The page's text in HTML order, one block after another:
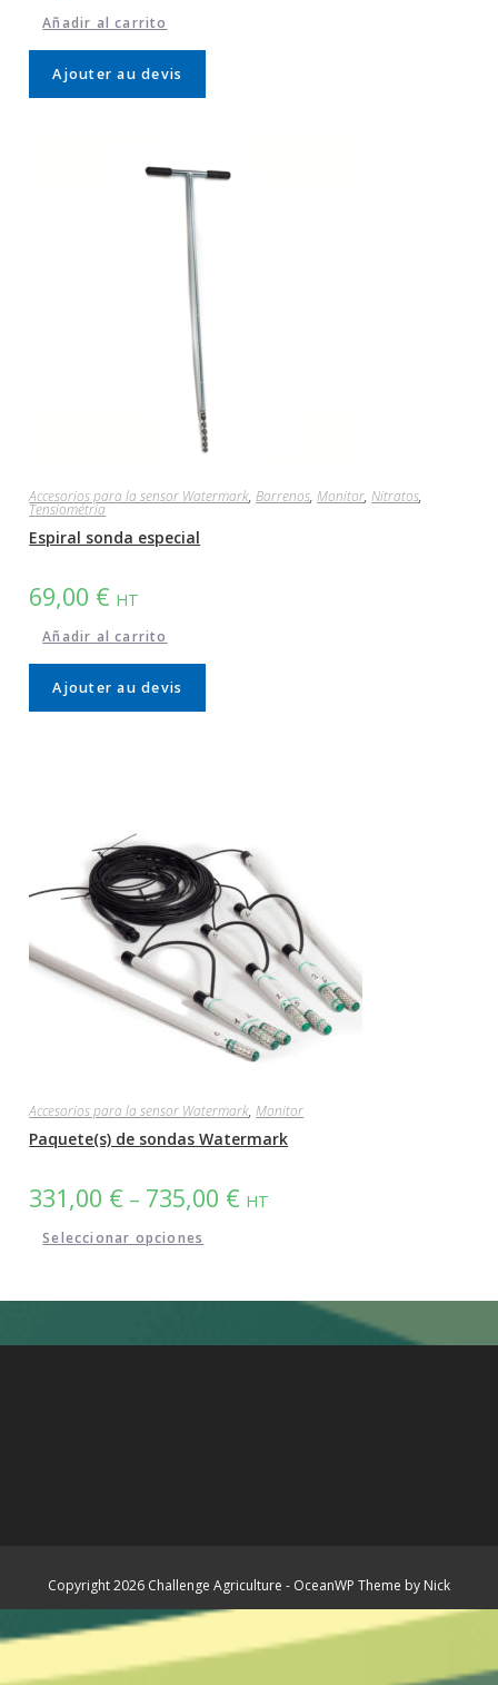
Añadir al carrito
Ajouter au devis
Accesorios para la sensor Watermark,Barrenos,Monitor,Nitratos,
Tensiométria
Espiral sonda especial
69,00 € HT
Añadir al carrito
Ajouter au devis
Accesorios para la sensor Watermark,Monitor
Paquete(s) de sondas Watermark
331,00 € – 735,00 € HT
Seleccionar opciones
Copyright 2026 Challenge Agriculture - OceanWP Theme by Nick